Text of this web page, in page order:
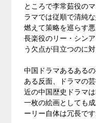
ところで李常茹役の
ラマでは従順で清純
燃えて策略を巡らす
長楽役のリー・シン
う欠点が目立つのに
中国ドラマあるある
ある反面、ドラマの
近の中国歴史ドラマ
一枚の絵画としても
ーリー自体は冗長です